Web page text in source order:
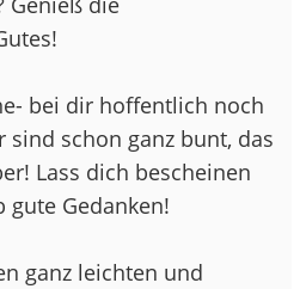
bei dir hoffentlich noch
sind schon ganz bunt, das
Lass dich bescheinen
Gedanken!
ganz leichten und